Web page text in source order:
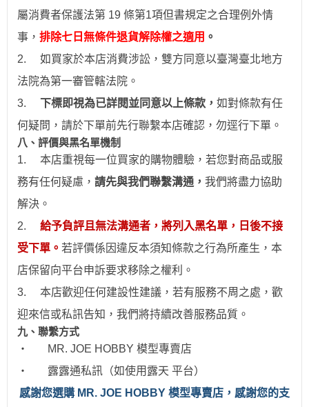
屬消費者保護法第 19 條第1項但書規定之合理例外情
事， 排除七日無條件退貨解除權之適用 。
2.
如買家於本店消費涉訟，雙方同意以臺灣臺北地方
法院為第一審管轄法院。
3.
下標即視為已詳閱並同意以上條款， 如對條款有任
何疑問，請於下單前先行聯繫本店確認，勿逕行下單。
八、評價與黑名單機制
1.
本店重視每一位買家的購物體驗，若您對商品或服
務有任何疑慮， 請先與我們聯繫溝通， 我們將盡力協助
解決。
2.
給予負評且無法溝通者，將列入黑名單，日後不接
受下單。 若評價係因違反本須知條款之行為所產生，本
店保留向平台申訴要求移除之權利。
3.
本店歡迎任何建設性建議，若有服務不周之處，歡
迎來信或私訊告知，我們將持續改善服務品質。
九、聯繫方式
‧
MR. JOE HOBBY 模型專賣店
‧
露露通私訊（如使用露天 平台）
感謝您選購 MR. JOE HOBBY 模型專賣店，感謝您的支